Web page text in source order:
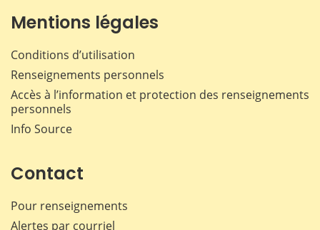
Mentions légales
Conditions d’utilisation
Renseignements personnels
Accès à l’information et protection des renseignements
personnels
Info Source
Contact
Pour renseignements
Alertes par courriel